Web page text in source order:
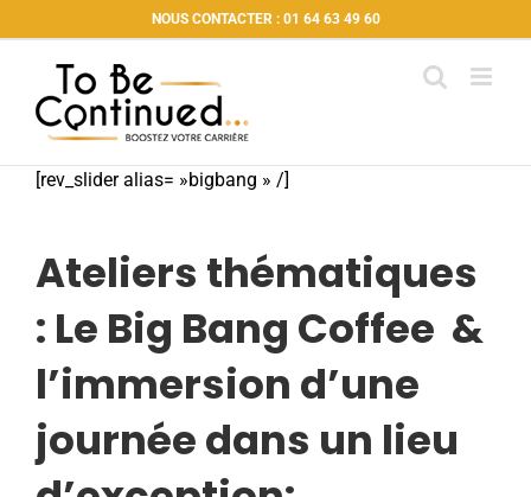
au
contenu
NOUS CONTACTER : 01 64 63 49 60
[rev_slider alias= »bigbang » /]
Ateliers thématiques
: Le Big Bang Coffee &
l’immersion d’une
journée dans un lieu